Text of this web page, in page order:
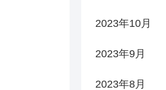
2023年10月
2023年9月
2023年8月